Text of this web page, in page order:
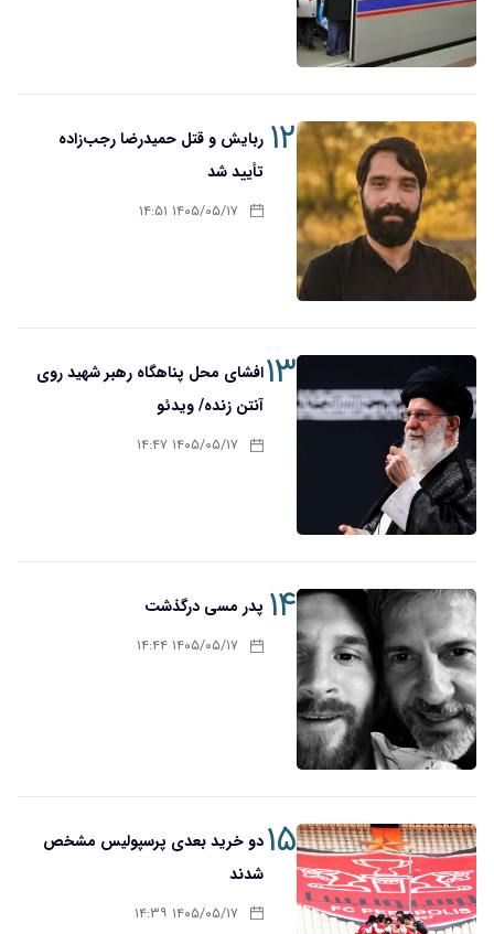
۱۲ ربایش و قتل حمیدرضا رجب‌زاده
تأیید شد
۱۴۰۵/۰۵/۱۷ ۱۴:۵۱
۱۳افشای محل پناهگاه‌ رهبر شهید روی
آنتن زنده/ ویدئو
۱۴۰۵/۰۵/۱۷ ۱۴:۴۷
۱۴ پدر مسی درگذشت
۱۴۰۵/۰۵/۱۷ ۱۴:۴۴
۱۵دو خرید بعدی پرسپولیس مشخص
شدند
۱۴۰۵/۰۵/۱۷ ۱۴:۳۹